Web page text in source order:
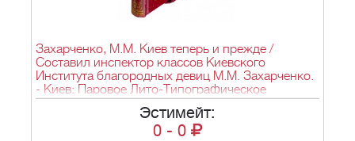
Захарченко, М.М. Киев теперь и прежде /
Составил инспектор классов Киевского
Института благородных девиц М.М. Захарченко.
- Киев: Паровое Лито-Типографическое
заведение С.В. Кульженко, 1888. - [2], IV, 290, X
c., ил., 1 л. фронт. (загл. л.), 39 л. ил., план.;
Эстимейт:
0 - 0